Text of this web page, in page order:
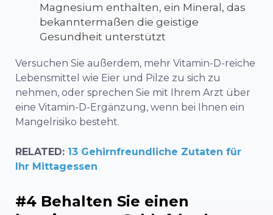
Magnesium enthalten, ein Mineral, das
bekanntermaßen die geistige
Gesundheit unterstützt
Versuchen Sie außerdem, mehr Vitamin-D-reiche
Lebensmittel wie Eier und Pilze zu sich zu
nehmen, oder sprechen Sie mit Ihrem Arzt über
eine Vitamin-D-Ergänzung, wenn bei Ihnen ein
Mangelrisiko besteht.
RELATED: 13 Gehirnfreundliche Zutaten für
Ihr Mittagessen
#4 Behalten Sie einen